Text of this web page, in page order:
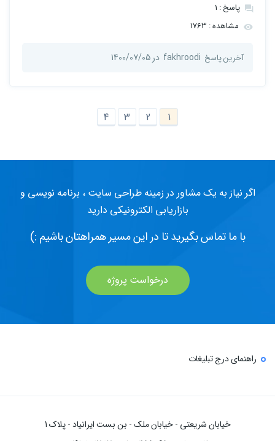
پاسخ : 1
مشاهده : 1763
آخرین پاسخ fakhroodi در 1400/07/05
1
2
3
4
اگر نیاز به یک مشاور در زمینه طراحی سایت ، برنامه نویسی و
بازاریابی الکترونیکی دارید
با ما تماس بگیرید تا در این مسیر همراهتان باشیم :)
درخواست پروژه
راهنمای درج تبلیغات
خیابان شریعتی - خیابان ملک - بن بست ایرانیاد - پلاک 1